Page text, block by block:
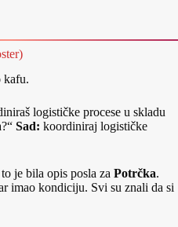
kafu.
logističke procese u skladu
Sad: koordiniraj logističke
je bila opis posla za Potrčka.
imao kondiciju. Svi su znali da si